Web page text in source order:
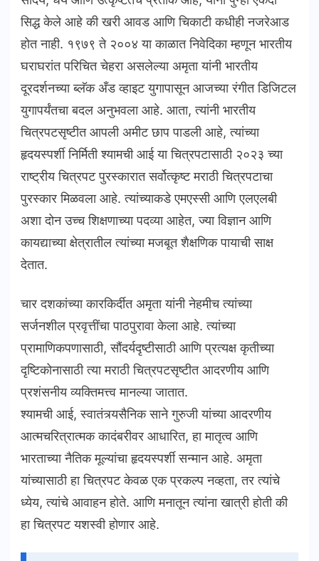
सिद्ध केले आहे की खरी आवड आणि चिकाटी कधीही नजरेआड
होत नाही. १९७९ ते २००४ या काळात निवेदिका म्हणून भारतीय
घराघरांत परिचित चेहरा असलेल्या अमृता यांनी भारतीय
दूरदर्शनच्या ब्लॅक अँड व्हाइट युगापासून आजच्या रंगीत डिजिटल
युगापर्यंतचा बदल अनुभवला आहे. आता, त्यांनी भारतीय
चित्रपटसृष्टीत आपली अमीट छाप पाडली आहे, त्यांच्या
हृदयस्पर्शी निर्मिती श्यामची आई या चित्रपटासाठी २०२३ च्या
राष्ट्रीय चित्रपट पुरस्कारात सर्वोत्कृष्ट मराठी चित्रपटाचा
पुरस्कार मिळवला आहे. त्यांच्याकडे एमएस्सी आणि एलएलबी
अशा दोन उच्च शिक्षणाच्या पदव्या आहेत, ज्या विज्ञान आणि
कायद्याच्या क्षेत्रातील त्यांच्या मजबूत शैक्षणिक पायाची साक्ष
देतात.
चार दशकांच्या कारकिर्दीत अमृता यांनी नेहमीच त्यांच्या
सर्जनशील प्रवृत्तींचा पाठपुरावा केला आहे. त्यांच्या
प्रामाणिकपणासाठी, सौंदर्यदृष्टीसाठी आणि प्रत्यक्ष कृतीच्या
दृष्टिकोनासाठी त्या मराठी चित्रपटसृष्टीत आदरणीय आणि
प्रशंसनीय व्यक्तिमत्त्व मानल्या जातात.
श्यामची आई, स्वातंत्र्यसैनिक साने गुरुजी यांच्या आदरणीय
आत्मचरित्रात्मक कादंबरीवर आधारित, हा मातृत्व आणि
भारताच्या नैतिक मूल्यांचा हृदयस्पर्शी सन्मान आहे. अमृता
यांच्यासाठी हा चित्रपट केवळ एक प्रकल्प नव्हता, तर त्यांचे
ध्येय, त्यांचे आवाहन होते. आणि मनातून त्यांना खात्री होती की
हा चित्रपट यशस्वी होणार आहे.